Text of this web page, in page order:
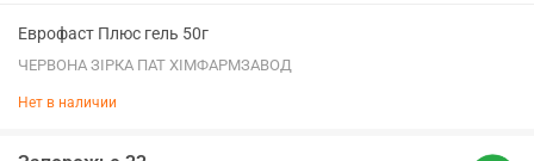
Еврофаст Плюс гель 50г
ЧЕРВОНА ЗІРКА ПАТ ХІМФАРМЗАВОД
Нет в наличии